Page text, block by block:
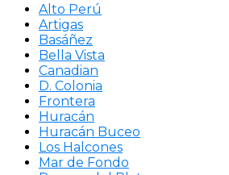
Alto Perú
Artigas
Basáñez
Bella Vista
Canadian
D. Colonia
Frontera
Huracán
Huracán Buceo
Los Halcones
Mar de Fondo